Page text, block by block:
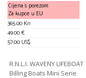
Cijena s porezom
Za kupce u EU
365.00 Kn
49.00 €
57.00 US$
R.N.L.I. WAVENY LIFEBOAT
Billing Boats Mini Serie